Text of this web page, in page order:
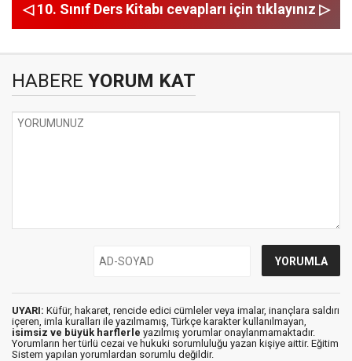
◁ 10. Sınıf Ders Kitabı cevapları için tıklayınız ▷
HABERE YORUM KAT
UYARI: Küfür, hakaret, rencide edici cümleler veya imalar, inançlara saldırı
içeren, imla kuralları ile yazılmamış, Türkçe karakter kullanılmayan,
isimsiz ve büyük harflerle yazılmış yorumlar onaylanmamaktadır.
Yorumların her türlü cezai ve hukuki sorumluluğu yazan kişiye aittir. Eğitim
Sistem yapılan yorumlardan sorumlu değildir.